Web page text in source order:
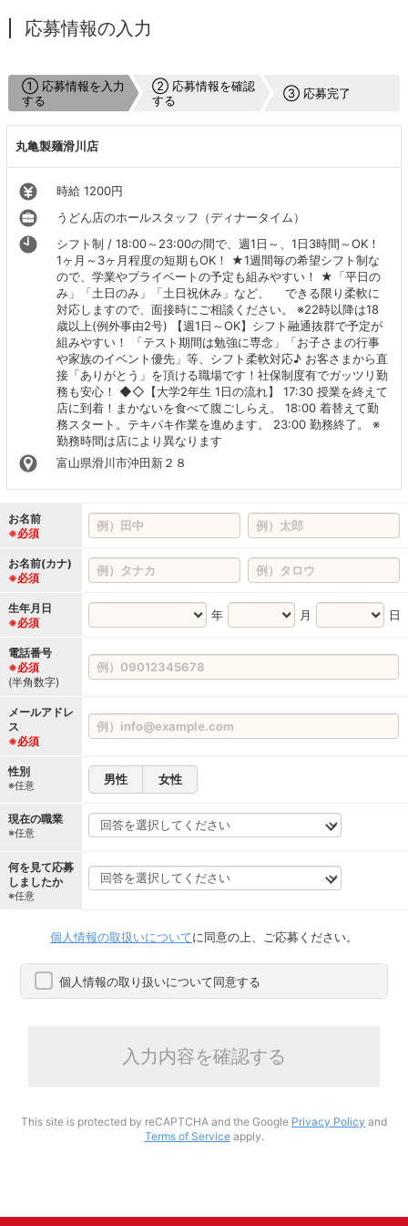
応募情報の入力
① 応募情報を入力
する
② 応募情報を確認
する
③ 応募完了
丸亀製麺滑川店
時給 1200円
うどん店のホールスタッフ（ディナータイム）
シフト制 / 18:00～23:00の間で、週1日～、1日3時間～OK！
1ヶ月～3ヶ月程度の短期もOK！ ★1週間毎の希望シフト制な
ので、学業やプライベートの予定も組みやすい！ ★「平日の
み」「土日のみ」「土日祝休み」など、 できる限り柔軟に
対応しますので、面接時にご相談ください。 ※22時以降は18
歳以上(例外事由2号) 【週1日～OK】シフト融通抜群で予定が
組みやすい！ 「テスト期間は勉強に専念」「お子さまの行事
や家族のイベント優先」等、シフト柔軟対応♪ お客さまから直
接「ありがとう」を頂ける職場です！社保制度有でガッツリ勤
務も安心！ ◆◇【大学2年生 1日の流れ】 17:30 授業を終えて
店に到着！まかないを食べて腹ごしらえ。 18:00 着替えて勤
務スタート。テキパキ作業を進めます。 23:00 勤務終了。 ※
勤務時間は店により異なります
富山県滑川市沖田新２８
お名前
※必須
お名前(カナ)
※必須
生年月日
※必須
年 月 日
電話番号
※必須
(半角数字)
メールアドレ
ス
※必須
性別
※任意 男性 女性
現在の職業
※任意
何を見て応募
しましたか
※任意
個人情報の取扱いについてに同意の上、ご応募ください。
個人情報の取り扱いについて同意する
入力内容を確認する
This site is protected by reCAPTCHA and the Google Privacy Policy and
Terms of Serviceapply.